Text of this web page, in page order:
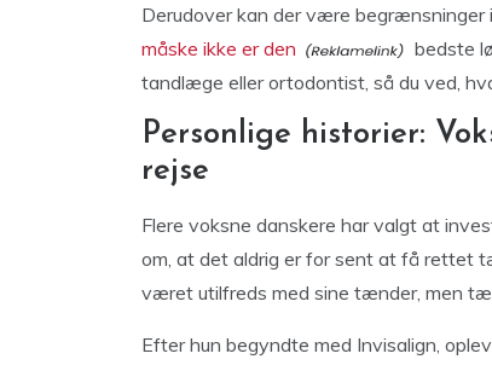
Derudover kan der være begrænsninger
måske ikke er den
bedste
tandlæge eller ortodontist, så du ved,
Personlige historier:
rejse
Flere voksne danskere har valgt at
om, at det aldrig er for sent at få rettet
været utilfreds med sine tænder, men
Efter hun begyndte med Invisalign,